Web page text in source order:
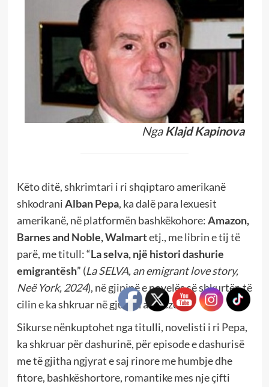
Nga Klajd Kapinova
Këto ditë, shkrimtari i ri shqiptaro amerikanë
shkodraniAlban Pepa, ka dalë para lexuesit
amerikanë, në platformën bashkëkohore:Amazon,
Barnes and Noble, Walmartetj., me librin e tij të
parë, me titull: “La selva, një histori dashurie
emigrantësh” (La SELVA, an emigrant love story,
Neë York, 2024), në gjininë e novelës së shkurtër, të
cilin e ka shkruar në gjuhën angleze.
Sikurse nënkuptohet nga titulli, novelisti i ri Pepa,
ka shkruar për dashurinë, për episode e dashurisë
me të gjitha ngjyrat e saj rinore me humbje dhe
fitore, bashkëshortore, romantike mes nje çifti